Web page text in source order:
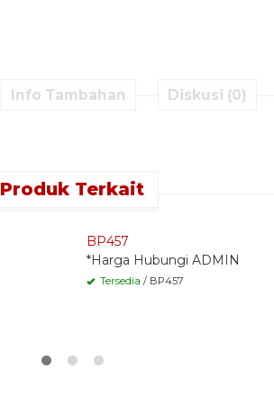
Info Tambahan Diskusi (0)
Produk Terkait
BP457
*Harga Hubungi ADMIN
Tersedia / BP457